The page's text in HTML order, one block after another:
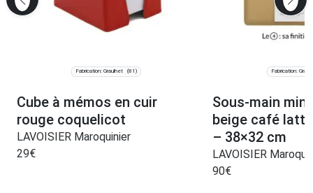
Fabrication: Graulhet (81)
Cube à mémos en cuir
rouge coquelicot
LAVOISIER Maroquinier
29€
Fabrication:
Sous-main
beige café latte
– 38×32 cm
LAVOISIER
90€